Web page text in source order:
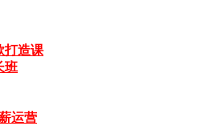
打造课
班
运营